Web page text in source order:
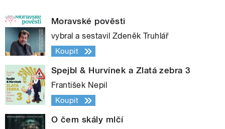
Moravské pověsti
vybral a sestavil Zdeněk Truhlář
Koupit
Spejbl & Hurvínek a Zlatá zebra 3
František Nepil
Koupit
O čem skály mlčí